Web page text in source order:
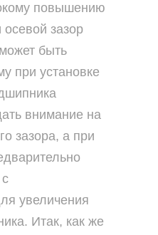
повышению
зазор
быть
при установке
внимание на
зазора, а при
увеличения
Итак, как же